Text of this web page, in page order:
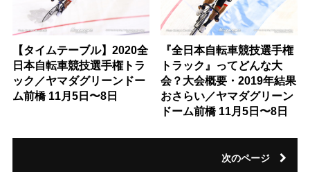
【タイムテーブル】2020全
日本自転車競技選手権トラ
ック／ヤマダグリーンドー
ム前橋 11月5日〜8日
『全日本自転車競技選手権
トラック』ってどんな大
会？大会概要・2019年結果
おさらい／ヤマダグリーン
ドーム前橋 11月5日〜8日
次のページ